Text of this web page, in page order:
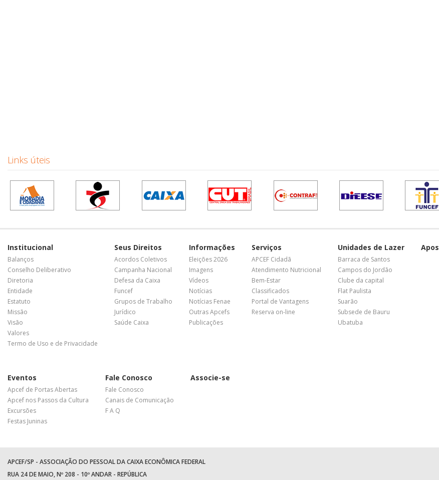
Links úteis
Institucional
Balanços
Conselho Deliberativo
Diretoria
Entidade
Estatuto
Missão
Visão
Valores
Termo de Uso e de Privacidade
Seus Direitos
Acordos Coletivos
Campanha Nacional
Defesa da Caixa
Funcef
Grupos de Trabalho
Jurídico
Saúde Caixa
Informações
Eleições 2026
Imagens
Vídeos
Notícias
Notícias Fenae
Outras Apcefs
Publicações
Serviços
APCEF Cidadã
Atendimento Nutricional
Bem-Estar
Classificados
Portal de Vantagens
Reserva on-line
Unidades de Lazer
Barraca de Santos
Campos do Jordão
Clube da capital
Flat Paulista
Suarão
Subsede de Bauru
Ubatuba
Eventos
Apcef de Portas Abertas
Apcef nos Passos da Cultura
Excursões
Festas Juninas
Fale Conosco
Fale Conosco
Canais de Comunicação
F A Q
Associe-se
APCEF/SP - ASSOCIAÇÃO DO PESSOAL DA CAIXA ECONÔMICA FEDERAL
RUA 24 DE MAIO, Nº 208 - 10º ANDAR - REPÚBLICA